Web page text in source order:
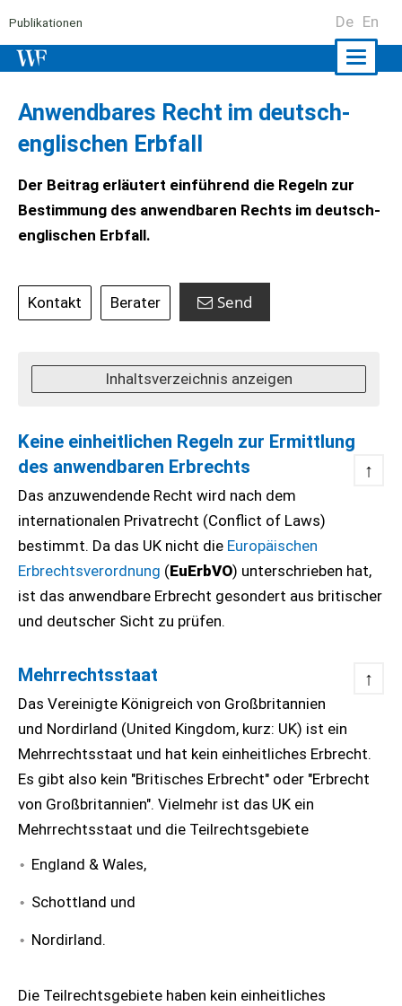
Publikationen De En
Anwendbares Recht im deutsch-
englischen Erbfall
Der Beitrag erläutert einführend die Regeln zur
Bestimmung des anwendbaren Rechts im deutsch-
englischen Erbfall.
Kontakt Berater Send
Inhaltsverzeichnis anzeigen
Keine einheitlichen Regeln zur Ermittlung
des anwendbaren Erbrechts
↑
Das anzuwendende Recht wird nach dem
internationalen Privatrecht (Conflict of Laws)
bestimmt. Da das UK nicht die Europäischen
Erbrechtsverordnung (EuErbVO) unterschrieben hat,
ist das anwendbare Erbrecht gesondert aus britischer
und deutscher Sicht zu prüfen.
Mehrrechtsstaat ↑
Das Vereinigte Königreich von Großbritannien
und Nordirland (United Kingdom, kurz: UK) ist ein
Mehrrechtsstaat und hat kein einheitliches Erbrecht.
Es gibt also kein "Britisches Erbrecht" oder "Erbrecht
von Großbritannien". Vielmehr ist das UK ein
Mehrrechtsstaat und die Teilrechtsgebiete
England & Wales,
Schottland und
Nordirland.
Die Teilrechtsgebiete haben kein einheitliches